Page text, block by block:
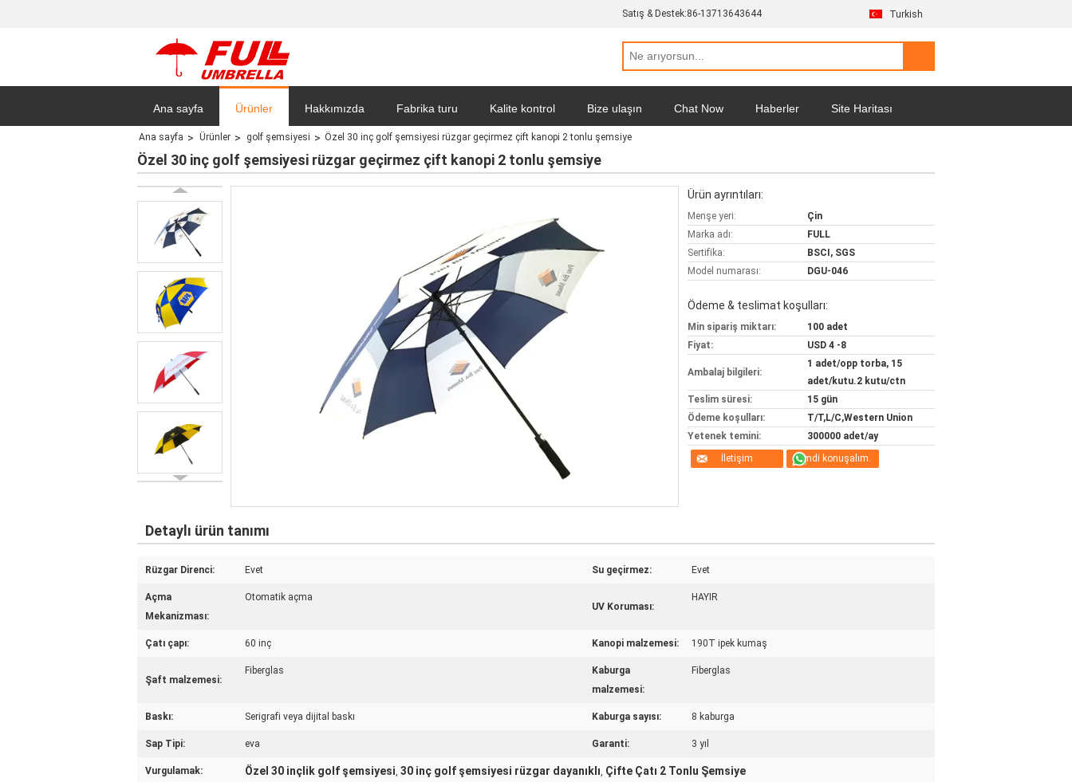
Satış & Destek:86-13713643644 Turkish
Ana sayfa Ürünler Hakkımızda Fabrika turu Kalite kontrol Bize ulaşın Chat Now Haberler Site Haritası
Gizlilik Politikası Tüm servis talepleri
Ana sayfa Ürünler golf şemsiyesi Özel 30 inç golf şemsiyesi rüzgar geçirmez çift kanopi 2 tonlu şemsiye
Özel 30 inç golf şemsiyesi rüzgar geçirmez çift kanopi 2 tonlu şemsiye
Ürün ayrıntıları:
Menşe yeri:
Çin
Marka adı:
FULL
Sertifika:
BSCI, SGS
Model numarası:
DGU-046
Ödeme & teslimat koşulları:
Min sipariş miktarı:
100 adet
Fiyat:
USD 4 -8
Ambalaj bilgileri:
1 adet/opp torba, 15
adet/kutu.2 kutu/ctn
Teslim süresi:
15 gün
Ödeme koşulları:
T/T,L/C,Western Union
Yetenek temini:
300000 adet/ay
İletişim
Şimdi konuşalım.
Detaylı ürün tanımı
Rüzgar Direnci: Evet Su geçirmez: Evet
Açma
Mekanizması:
Otomatik açma
UV Koruması:
HAYIR
Çatı çapı: 60 inç Kanopi malzemesi: 190T ipek kumaş
Şaft malzemesi:
Fiberglas
Kaburga
malzemesi:
Fiberglas
Baskı: Serigrafi veya dijital baskı Kaburga sayısı: 8 kaburga
Sap Tipi: eva Garanti: 3 yıl
Vurgulamak: Özel 30 inçlik golf şemsiyesi, 30 inç golf şemsiyesi rüzgar dayanıklı, Çifte Çatı 2 Tonlu Şemsiye